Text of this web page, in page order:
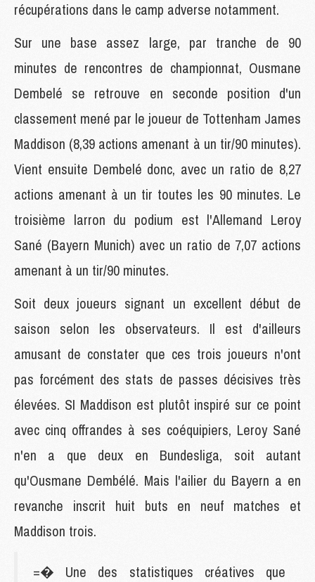
récupérations dans le camp adverse notamment.
Sur une base assez large, par tranche de 90
minutes de rencontres de championnat, Ousmane
Dembelé se retrouve en seconde position d'un
classement mené par le joueur de Tottenham James
Maddison (8,39 actions amenant à un tir/90 minutes).
Vient ensuite Dembelé donc, avec un ratio de 8,27
actions amenant à un tir toutes les 90 minutes. Le
troisième larron du podium est l'Allemand Leroy
Sané (Bayern Munich) avec un ratio de 7,07 actions
amenant à un tir/90 minutes.
Soit deux joueurs signant un excellent début de
saison selon les observateurs. Il est d'ailleurs
amusant de constater que ces trois joueurs n'ont
pas forcément des stats de passes décisives très
élevées. SI Maddison est plutôt inspiré sur ce point
avec cinq offrandes à ses coéquipiers, Leroy Sané
n'en a que deux en Bundesliga, soit autant
qu'Ousmane Dembélé. Mais l'ailier du Bayern a en
revanche inscrit huit buts en neuf matches et
Maddison trois.
=� Une des statistiques créatives que